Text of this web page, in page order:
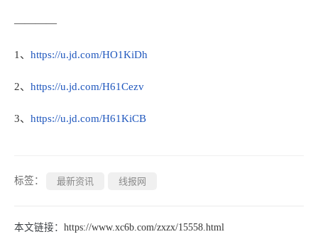
————
1、 https://u.jd.com/HO1KiDh
2、 https://u.jd.com/H61Cezv
3、 https://u.jd.com/H61KiCB
标签： 最新资讯 线报网
本文链接： https://www.xc6b.com/zxzx/15558.html